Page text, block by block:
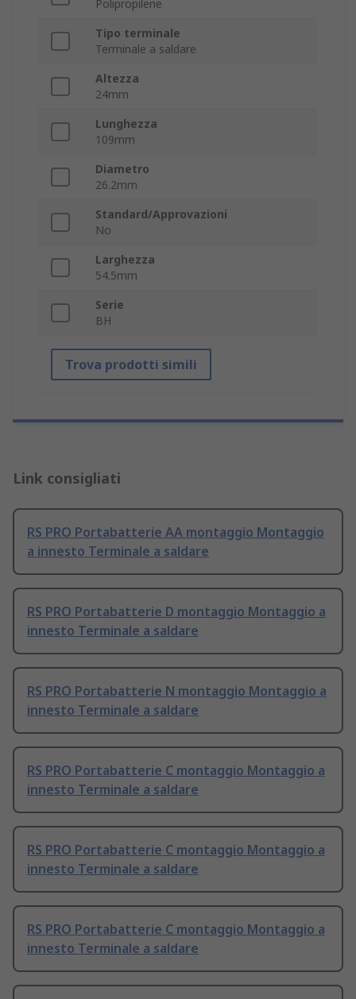
Polipropilene
Tipo terminale
Terminale a saldare
Altezza
24mm
Lunghezza
109mm
Diametro
26.2mm
Standard/Approvazioni
No
Larghezza
54.5mm
Serie
BH
Trova prodotti simili
Link consigliati
RS PRO Portabatterie AA montaggio Montaggio
a innesto Terminale a saldare
RS PRO Portabatterie D montaggio Montaggio a
innesto Terminale a saldare
RS PRO Portabatterie N montaggio Montaggio a
innesto Terminale a saldare
RS PRO Portabatterie C montaggio Montaggio a
innesto Terminale a saldare
RS PRO Portabatterie C montaggio Montaggio a
innesto Terminale a saldare
RS PRO Portabatterie C montaggio Montaggio a
innesto Terminale a saldare